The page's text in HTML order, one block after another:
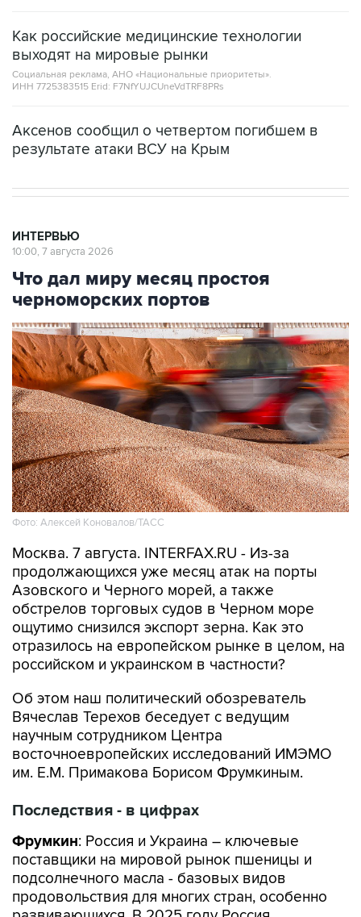
Как российские медицинские технологии
выходят на мировые рынки
Социальная реклама, АНО «Национальные приоритеты».
ИНН 7725383515 Erid: F7NfYUJCUneVdTRF8PRs
Аксенов сообщил о четвертом погибшем в
результате атаки ВСУ на Крым
ИНТЕРВЬЮ
10:00, 7 августа 2026
Что дал миру месяц простоя
черноморских портов
Фото: Алексей Коновалов/ТАСС
Москва. 7 августа. INTERFAX.RU - Из-за
продолжающихся уже месяц атак на порты
Азовского и Черного морей, а также
обстрелов торговых судов в Черном море
ощутимо снизился экспорт зерна. Как это
отразилось на европейском рынке в целом, на
российском и украинском в частности?
Об этом наш политический обозреватель
Вячеслав Терехов беседует с ведущим
научным сотрудником Центра
восточноевропейских исследований ИМЭМО
им. Е.М. Примакова Борисом Фрумкиным.
Последствия - в цифрах
Фрумкин: Россия и Украина – ключевые
поставщики на мировой рынок пшеницы и
подсолнечного масла - базовых видов
продовольствия для многих стран, особенно